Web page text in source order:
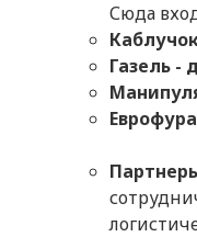
Сюда
Газель -